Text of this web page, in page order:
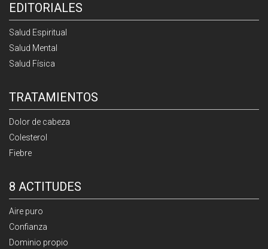
EDITORIALES
Salud Espiritual
Salud Mental
Salud Física
TRATAMIENTOS
Dolor de cabeza
Colesterol
Fiebre
8 ACTITUDES
Aire puro
Confianza
Dominio propio